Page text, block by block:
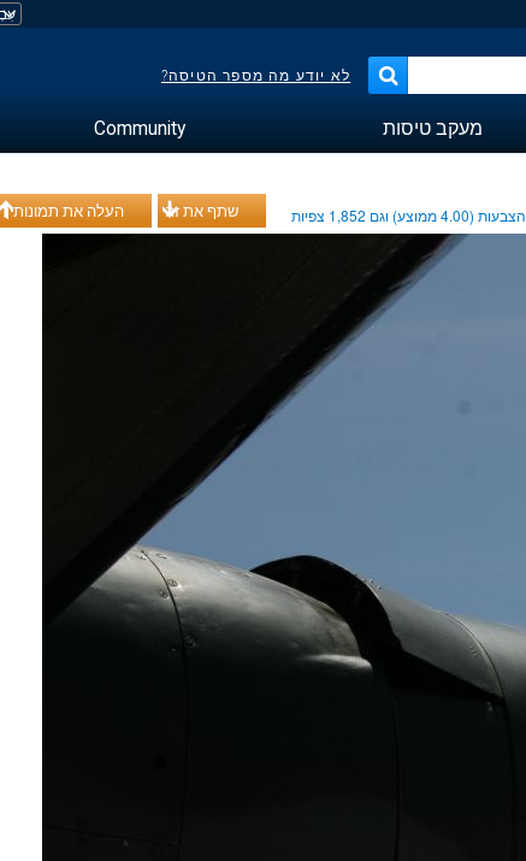
לא יודע מה מספר הטיסה?
מעקב טיסות Community
העלה את תמונותיך שתף את זה הצבעות (4.00ממוצע) וגם 1,852 צפיות